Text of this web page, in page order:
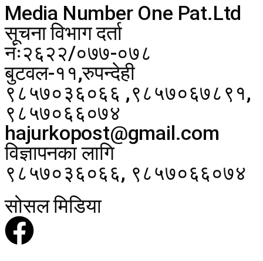
Media Number One Pat.Ltd
सूचना विभाग दर्ता
नंः२६२२/०७७-०७८
बुटवल-११,रुपन्देही
९८५७०३६०६६ ,९८५७०६७८९१,
९८५७०६६०७४
hajurkopost@gmail.com
विज्ञापनका लागि
९८५७०३६०६६, ९८५७०६६०७४
सोसल मिडिया